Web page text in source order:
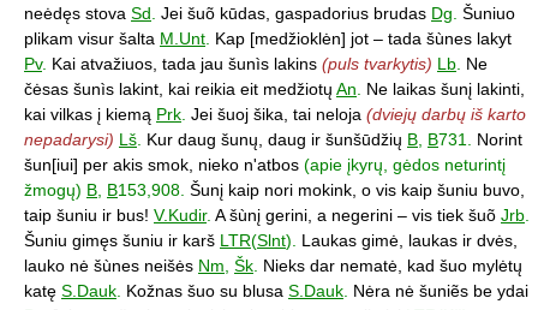
neėdęs stova Sd. Jei šuõ kūdas, gaspadorius brudas Dg. Šuniuo
plikam visur šalta M.Unt. Kap [medžioklėn] jot – tada šùnes lakyt
Pv. Kai atvažiuos, tada jau šunìs lakins (puls tvarkytis) Lb. Ne
čėsas šunìs lakint, kai reikia eit medžiotų An. Ne laikas šunį lakinti,
kai vilkas į kiemą Prk. Jei šuoj šika, tai neloja (dviejų darbų iš karto
nepadarysi) Lš. Kur daug šunų, daug ir šunšūdžių B, B731. Norint
šun[iui] per akis smok, nieko n'atbos (apie įkyrų, gėdos neturintį
žmogų) B, B153,908. Šunį kaip nori mokink, o vis kaip šuniu buvo,
taip šuniu ir bus! V.Kudir. A šùnį gerini, a negerini – vis tiek šuõ Jrb.
Šuniu gimęs šuniu ir karš LTR(Slnt). Laukas gimė, laukas ir dvės,
lauko nė šùnes neišės Nm, Šk. Nieks dar nematė, kad šuo mylėtų
katę S.Dauk. Kožnas šuo su blusa S.Dauk. Nėra nė šuniẽs be ydai